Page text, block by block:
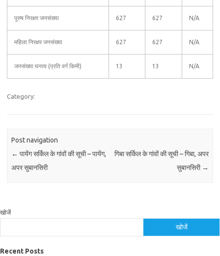
पुरुष निरक्षर जनसंख्या 627 627 N/A
महिला निरक्षर जनसंख्या 627 627 N/A
जनसंख्या घनत्व (प्रति वर्ग किमी) 13 13 N/A
Category:
Post navigation
← पायेंग सर्किल के गांवों की सूची – पायेंग,
अपर सुबानसिरी
गिबा सर्किल के गांवों की सूची – गिबा, अपर
सुबानसिरी →
खोजें
खोजें
Recent Posts